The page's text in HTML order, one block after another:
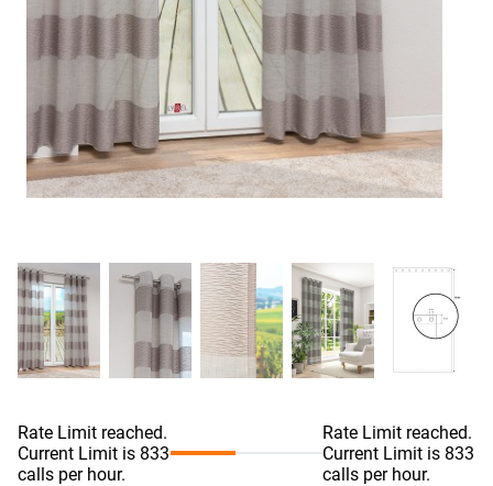
Rate Limit reached.
Current Limit is 833
calls per hour.
Rate Limit reached.
Current Limit is 833
calls per hour.